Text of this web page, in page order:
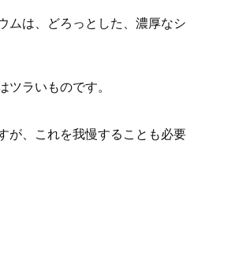
ムは、どろっとした、濃厚なシ
ラいものです。
が、これを我慢することも必要